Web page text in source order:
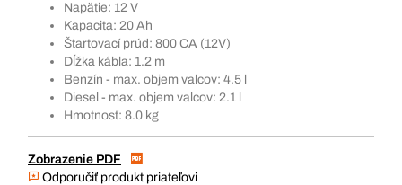
Napätie: 12 V
Kapacita: 20 Ah
Štartovací prúd: 800 CA (12V)
Dĺžka kábla: 1.2 m
Benzín - max. objem valcov: 4.5 l
Diesel - max. objem valcov: 2.1 l
Hmotnosť: 8.0 kg
Zobrazenie PDF
Odporučiť produkt priateľovi